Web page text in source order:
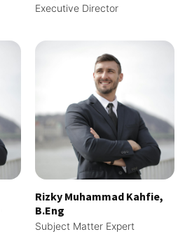
Executive Director
Rizky Muhammad Kahfie,
B.Eng
Subject Matter Expert